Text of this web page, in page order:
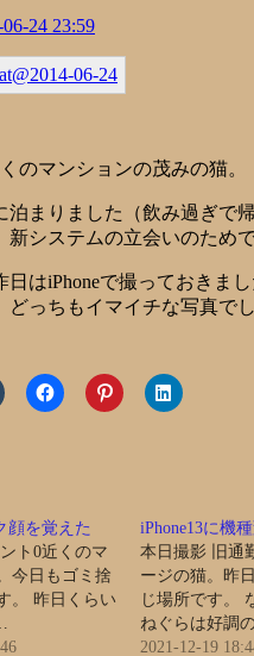
06-24 23:59
のマンションの茂みの猫。
泊まりました（飲み過ぎで
新システムの立会いのためで
日はiPhoneで撮っておきま
どっちもイマイチな写真でし
顔を覚えた
ト0近くのマ
今日もゴミ捨
。 昨日くらい
iPhone13に機
本日撮影 旧通
ージの猫。昨
じ場所です。
ねぐらは好調
2021-12-19